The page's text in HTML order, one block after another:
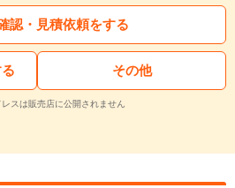
認・見積依頼をする
その他
スは販売店に公開されません